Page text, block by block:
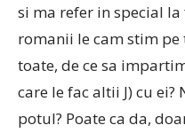
si ma refer in special
romanii le cam stim pe
toate, de ce sa
care le fac altii J) cu
potul? Poate ca da,